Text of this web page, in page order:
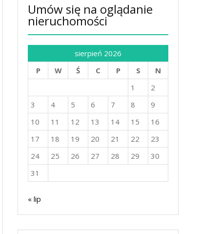
Umów się na oglądanie
nieruchomości
sierpień 2026
P
W Ś C P S
N
1
2
3
4 5 6 7 8
9
10
11 12 13 14 15
16
17
18 19 20 21 22
23
24
25 26 27 28 29
30
31
« lip